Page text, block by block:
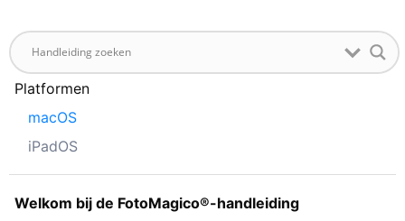
Platformen
macOS
iPadOS
Welkom bij de FotoMagico®-handleiding